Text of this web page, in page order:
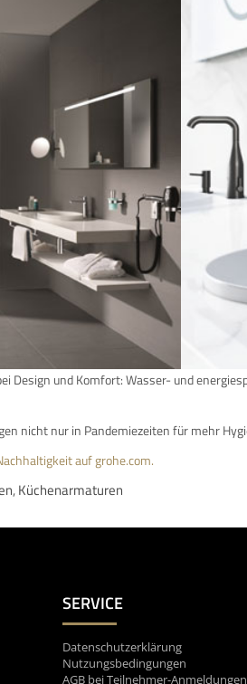
Design und Komfort: Wasser- und
nicht nur in Pandemiezeiten für mehr
auf grohe.com.
,Küchenarmaturen
SERVICE
Datenschutzerklärung
Nutzungsbedingungen
AGB bei Teilnehmer-